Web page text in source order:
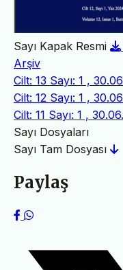
Sayı Kapak Resmi
Arşiv
Cilt: 13 Sayı: 1 ,
Cilt: 12 Sayı: 1 ,
Cilt: 11 Sayı: 1 ,
Sayı Dosyaları
Sayı Tam Dosyası
Paylaş